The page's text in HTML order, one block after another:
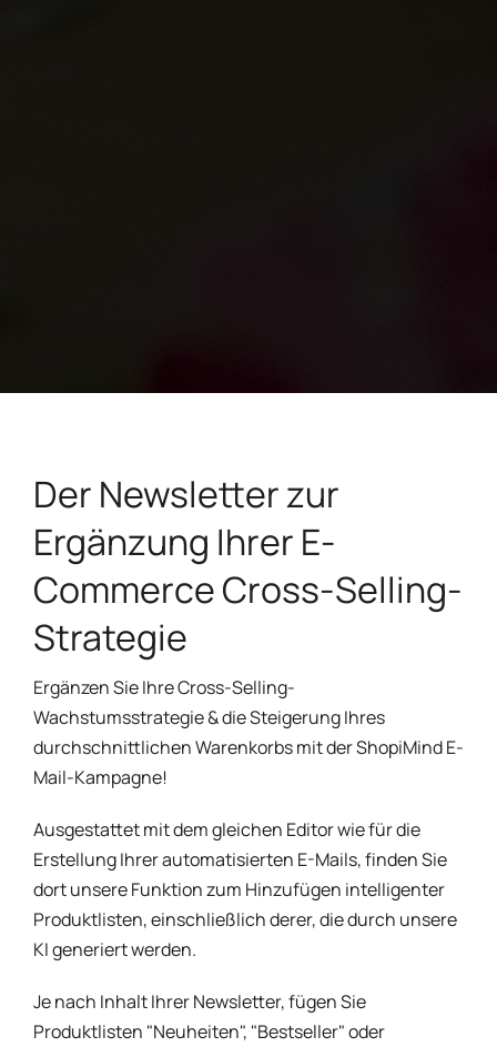
Der Newsletter zur
Ergänzung Ihrer E-
Commerce Cross-Selling-
Strategie
Ergänzen Sie Ihre Cross-Selling-
Wachstumsstrategie & die Steigerung Ihres
durchschnittlichen Warenkorbs mit der ShopiMind E-
Mail-Kampagne!
Ausgestattet mit dem gleichen Editor wie für die
Erstellung Ihrer automatisierten E-Mails, finden Sie
dort unsere Funktion zum Hinzufügen intelligenter
Produktlisten, einschließlich derer, die durch unsere
KI generiert werden.
Je nach Inhalt Ihrer Newsletter, fügen Sie
Produktlisten "Neuheiten", "Bestseller" oder